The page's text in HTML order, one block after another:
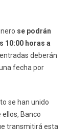
se podrán
10:00 horas a
deberán
fecha por
se han unido
Banco
transmitirá esta